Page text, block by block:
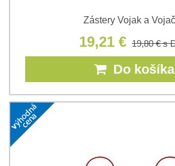
Zástery Vojak a
19,21 € 19,80 €s
Do košíka